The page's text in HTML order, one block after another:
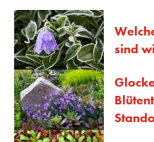
sind